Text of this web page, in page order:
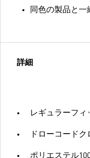
同色の製品と一
詳細
レギュラーフィ
ドローコード
ポリエステル